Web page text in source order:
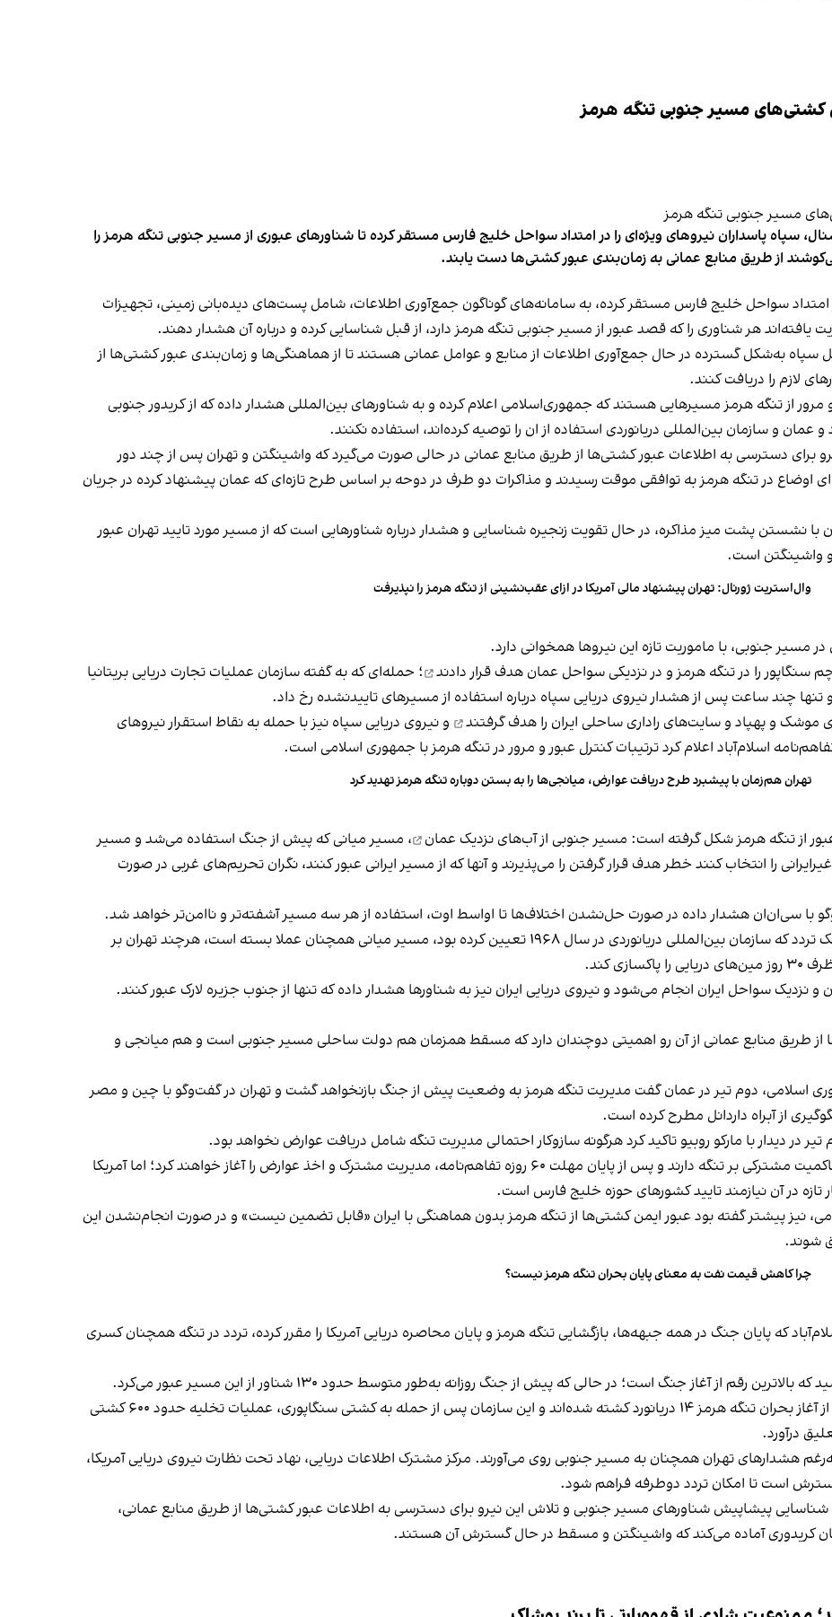
کشتی‌های مسیر جنوبی تنگه هرمز
سپاه پاسداران نیروهای ویژه‌ای را در امتداد سواحل خلیج فارس مستقر کرده تا شناورهای عبوری از مسیر جنوبی تنگه هرمز را
از طریق منابع عمانی به زمان‌بندی عبور کشتی‌ها دست یابند.
امتداد سواحل خلیج فارس مستقر کرده، به سامانه‌های گوناگون جمع‌آوری اطلاعات، شامل پست‌های دیده‌بانی زمینی، تجهیزات
یافته‌اند هر شناوری را که قصد عبور از مسیر جنوبی تنگه هرمز دارد، از قبل شناسایی کرده و درباره آن هشدار دهند.
به‌شکل گسترده در حال جمع‌آوری اطلاعات از منابع و عوامل عمانی هستند تا از هماهنگی‌ها و زمان‌بندی عبور کشتی‌ها از
لازم را دریافت کنند.
مرور از تنگه هرمز مسیرهایی هستند که جمهوری‌اسلامی اعلام کرده و به شناورهای بین‌المللی هشدار داده که از کریدور جنوبی
و سازمان بین‌المللی دریانوردی استفاده از ان را توصیه کرده‌اند، استفاده نکنند.
برای دسترسی به اطلاعات عبور کشتی‌ها از طریق منابع عمانی در حالی صورت می‌گیرد که واشینگتن و تهران پس از چند دور
یک‌هفته‌ای اوضاع در تنگه هرمز به توافقی موقت رسیدند و مذاکرات دو طرف در دوحه بر اساس طرح تازه‌ای که عمان پیشنهاد کرده در جریان
نشستن پشت میز مذاکره، در حال تقویت زنجیره شناسایی و هشدار درباره شناورهایی است که از مسیر مورد تایید تهران عبور
و واشینگتن است.
وال‌استریت ژورنال: تهران پیشنهاد مالی آمریکا در ازای عقب‌نشینی از تنگه هرمز را نپذیرفت
جنوبی، با ماموریت تازه این نیروها همخوانی دارد.
هدف قرار دادند
؛ حمله‌ای که به گفته سازمان عملیات تجارت دریایی بریتانیا
چند ساعت پس از هشدار نیروی دریایی سپاه درباره استفاده از مسیرهای تاییدنشده رخ داد.
هدف گرفتند
و نیروی دریایی سپاه نیز با حمله به نقاط استقرار نیروهای
تهران هم‌زمان با پیشبرد طرح دریافت عوارض، میانجی‌ها را به بستن دوباره تنگه هرمز تهدید کرد
از تنگه هرمز شکل گرفته است: مسیر جنوبی ازآب‌های نزدیک عمان
، مسیر میانی که پیش از جنگ استفاده می‌شد و مسیر
را انتخاب کنند خطر هدف قرار گرفتن را می‌پذیرند و آنها که از مسیر ایرانی عبور کنند، نگران تحریم‌های غربی در صورت
با سی‌ان‌ان هشدار داده در صورت حل‌نشدن اختلاف‌ها تا اواسط اوت، استفاده از هر سه مسیر آشفته‌تر و ناامن‌تر خواهد شد.
به دلیل وجود مین‌های دریایی در گذرگاه سنتی تفکیک تردد که سازمان بین‌المللی دریانوردی در سال ۱۹۶۸ تعیین کرده بود، مسیر میانی همچنان عملا بسته است، هرچند تهران بر
مین‌های دریایی را پاکسازی کند.
سواحل ایران انجام می‌شود و نیروی دریایی ایران نیز به شناورها هشدار داده که تنها از جنوب جزیره لارک عبور کنند.
از طریق منابع عمانی از آن رو اهمیتی دوچندان دارد که مسقط همزمان هم دولت ساحلی مسیر جنوبی است و هم میانجی و
اسلامی، دوم تیر در عمان گفت مدیریت تنگه هرمز به وضعیت پیش از جنگ بازنخواهد گشت و تهران در گفت‌وگو با چین و مصر
از آبراه داردانل مطرح کرده است.
در دیدار با مارکو روبیو تاکید کرد هرگونه سازوکار احتمالی مدیریت تنگه شامل دریافت عوارض نخواهد بود.
مقام‌های جمهوری‌اسلامی می‌گویند ایران و عمان حاکمیت مشترکی بر تنگه دارند و پس از پایان مهلت ۶۰ روزه تفاهم‌نامه، مدیریت مشترک و اخذ عوارض را آغاز خواهند کرد؛ اما آمریکا
تازه در آن نیازمند تایید کشورهای حوزه خلیج فارس است.
نیز پیشتر گفته بود عبور ایمن کشتی‌ها از تنگه هرمز بدون هماهنگی با ایران «قابل تضمین نیست» و در صورت انجام‌نشدن این
شوند.
چرا کاهش قیمت نفت به معنای پایان بحران تنگه هرمز نیست؟
از امضای تفاهم‌نامه ۱۴ بندی اسلام‌آباد که پایان جنگ در همه جبهه‌ها، بازگشایی تنگه هرمز و پایان محاصره دریایی آمریکا را مقرر کرده، تردد در تنگه همچنان کسری
مدیرکل سازمان بین‌المللی دریانوردی نیز اعلام کرده از آغاز بحران تنگه هرمز ۱۴ دریانورد کشته شده‌اند و این سازمان پس از حمله به کشتی سنگاپوری، عملیات تخلیه حدود ۶۰۰ کشتی
هشدارهای تهران همچنان به مسیر جنوبی روی می‌آورند. مرکز مشترک اطلاعات دریایی، نهاد تحت نظارت نیروی دریایی آمریکا،
است تا امکان تردد دوطرفه فراهم شود.
شناسایی پیشاپیش شناورهای مسیر جنوبی و تلاش این نیرو برای دسترسی به اطلاعات عبور کشتی‌ها از طریق منابع عمانی،
کریدوری آماده می‌کند که واشینگتن و مسقط در حال گسترش آن هستند.